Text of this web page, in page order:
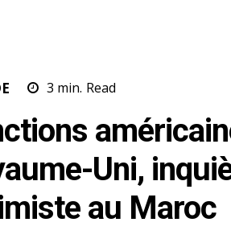
3 min. Read
Uni,
au Maroc